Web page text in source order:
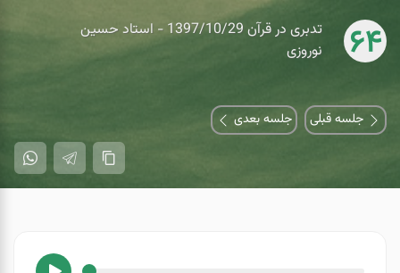
64
تدبری در قرآن 1397/10/29 - استاد حسین
نوروزی
جلسه قبلی جلسه بعدی